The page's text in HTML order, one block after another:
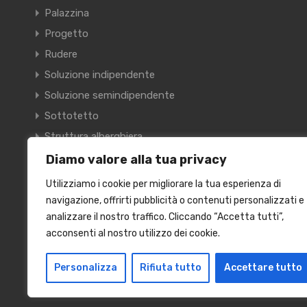
Diamo valore alla tua privacy
Utilizziamo i cookie per migliorare la tua esperienza di
navigazione, offrirti pubblicità o contenuti personalizzati e
analizzare il nostro traffico. Cliccando “Accetta tutti”,
acconsenti al nostro utilizzo dei cookie.
Personalizza Rifiuta tutto Accettare tutto
Palazzina
Progetto
Rudere
Soluzione indipendente
Soluzione semindipendente
Sottotetto
Struttura alberghiera
Terracielo
Terreno
Villa
Villetta a schiera
© 2024 Kairos Immobiliare S.R.L. VIA RISORGIMENTO, 9 -